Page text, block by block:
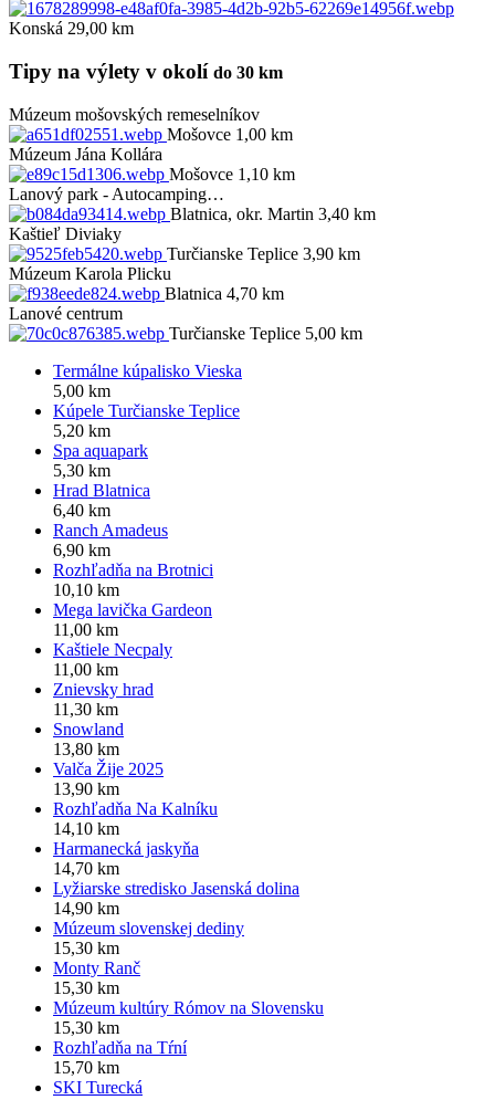
Konská 29,00 km
Tipy na výlety v okolí do 30 km
Múzeum mošovských remeselníkov
Mošovce 1,00 km
Múzeum Jána Kollára
Mošovce 1,10 km
Lanový park - Autocamping…
Blatnica, okr. Martin 3,40 km
Kaštieľ Diviaky
Turčianske Teplice 3,90 km
Múzeum Karola Plicku
Blatnica 4,70 km
Lanové centrum
Turčianske Teplice 5,00 km
Termálne kúpalisko Vieska
5,00 km
Kúpele Turčianske Teplice
5,20 km
Spa aquapark
5,30 km
Hrad Blatnica
6,40 km
Ranch Amadeus
6,90 km
Rozhľadňa na Brotnici
10,10 km
Mega lavička Gardeon
11,00 km
Kaštiele Necpaly
11,00 km
Znievsky hrad
11,30 km
Snowland
13,80 km
Valča Žije 2025
13,90 km
Rozhľadňa Na Kalníku
14,10 km
Harmanecká jaskyňa
14,70 km
Lyžiarske stredisko Jasenská dolina
14,90 km
Múzeum slovenskej dediny
15,30 km
Monty Ranč
15,30 km
Múzeum kultúry Rómov na Slovensku
15,30 km
Rozhľadňa na Tŕní
15,70 km
SKI Turecká